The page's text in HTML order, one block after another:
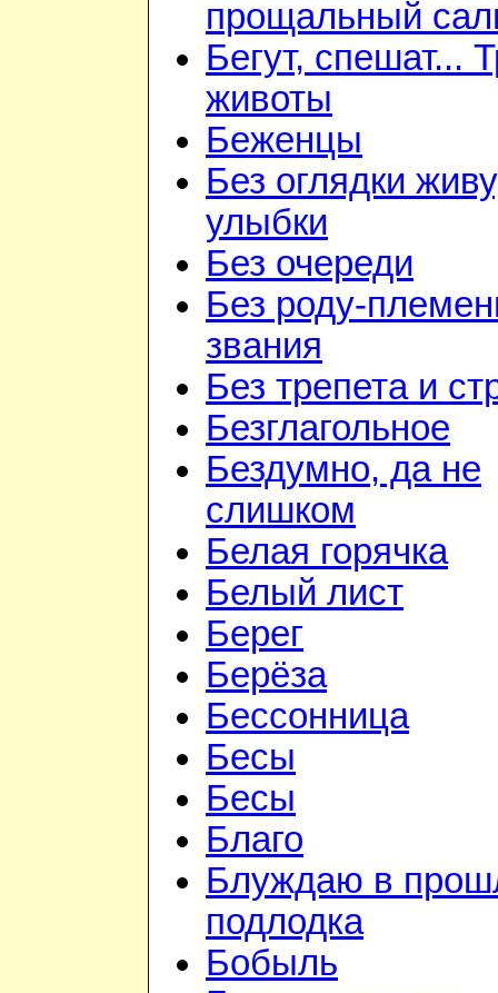
прощальный
Бегут, спешат...
животы
Беженцы
Без оглядки
улыбки
Без очереди
Без роду-
звания
Без трепета и
Безглагольное
Бездумно, да не
слишком
Белая горячка
Белый лист
Берег
Берёза
Бессонница
Бесы
Бесы
Благо
Блуждаю в
подлодка
Бобыль